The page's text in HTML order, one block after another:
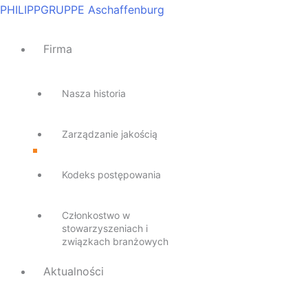
Przejdź
treści
PHILIPPGRUPPE Aschaffenburg
Main
Firma
Nasza historia
Zarządzanie jakością
Kodeks postępowania
Członkostwo w
stowarzyszeniach i
związkach branżowych
Aktualności
Main
Main
Main
Main